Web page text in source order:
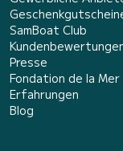
SamBoat Club
Presse
Fondation de la Mer
Erfahrungen
Blog